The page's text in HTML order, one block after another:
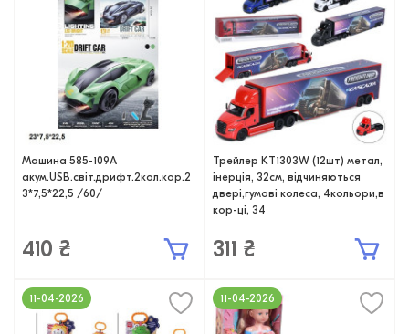
Машина 585-109A
акум.USB.світ.дрифт.2кол.кор.2
3*7,5*22,5 /60/
410 ₴
Трейлер KT1303W (12шт) метал,
інерція, 32см, відчиняються
двері,гумові колеса, 4кольори,в
кор-ці, 34
311 ₴
11-04-2026 11-04-2026